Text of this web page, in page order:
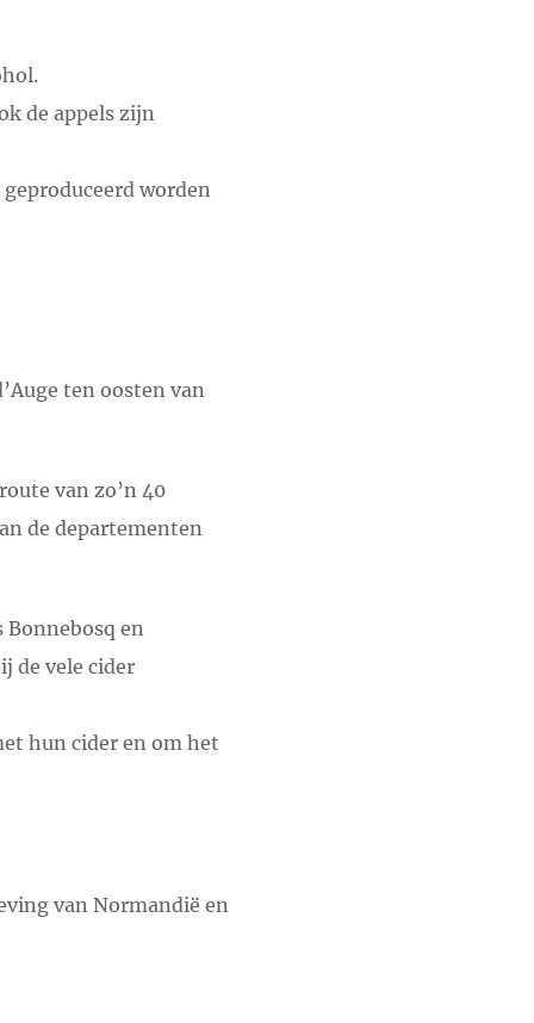
de appels zijn
worden
ten oosten van
van zo’n 40
de departementen
Bonnebosq en
de vele cider
hun cider en om het
van Normandië en